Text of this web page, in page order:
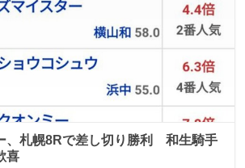
、札幌8Rで差し切り勝利 和生騎手
喜